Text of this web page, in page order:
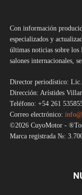
Con información
especializados y
últimas noticias sobre los
salones internacionales,
Director periodístico:
Dirección: Arístides
Teléfono: +54 261
Correo electrónico:
©2026 CuyoMotor -
Marca registrada №: